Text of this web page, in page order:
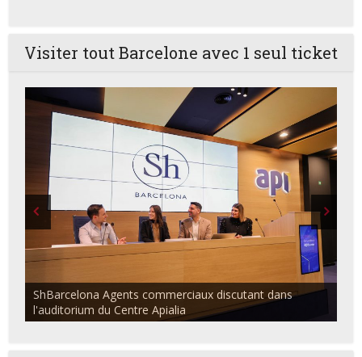
Visiter tout Barcelone avec 1 seul ticket
ShBarcelona Agents commerciaux discutant dans
l'auditorium du Centre Apialia